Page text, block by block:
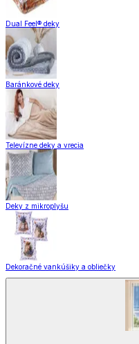
Dual Feel® deky
Baránkové deky
Televízne deky a vrecia
Deky z mikroplyšu
Dekoračné vankúšiky a obliečky